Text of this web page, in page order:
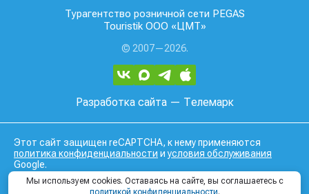
Турагентство розничной сети PEGAS
Touristik ООО «ЦМТ»
© 2007—2026.
Разработка сайта— Телемарк
Этот сайт защищен reCAPTCHA, к нему применяются
политика конфиденциальности иусловия обслуживания
Google.
Данный интернет сайт носит исключительно
информационный характер и вся информация на нем не
Мы используем cookies. Оставаясь на сайте, вы соглашаетесь с
политикой конфиденциальности.